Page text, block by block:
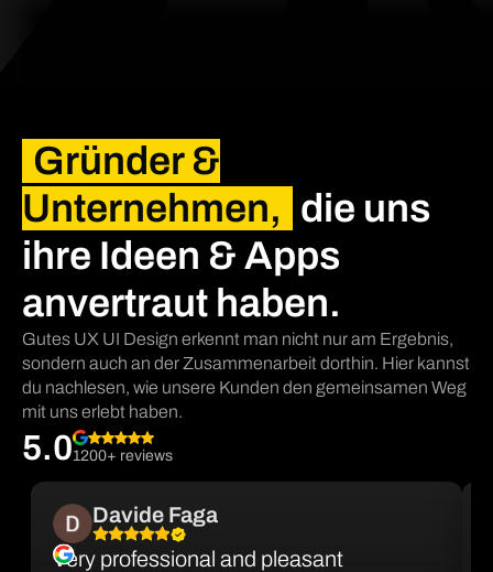
Gründer &
Unternehmen, die uns
ihre Ideen & Apps
anvertraut haben.
Gutes UX UI Design erkennt man nicht nur am Ergebnis,
sondern auch an der Zusammenarbeit dorthin. Hier kannst
du nachlesen, wie unsere Kunden den gemeinsamen Weg
mit uns erlebt haben.
5.01200+ reviews
Davide Faga
Very professional and pleasant